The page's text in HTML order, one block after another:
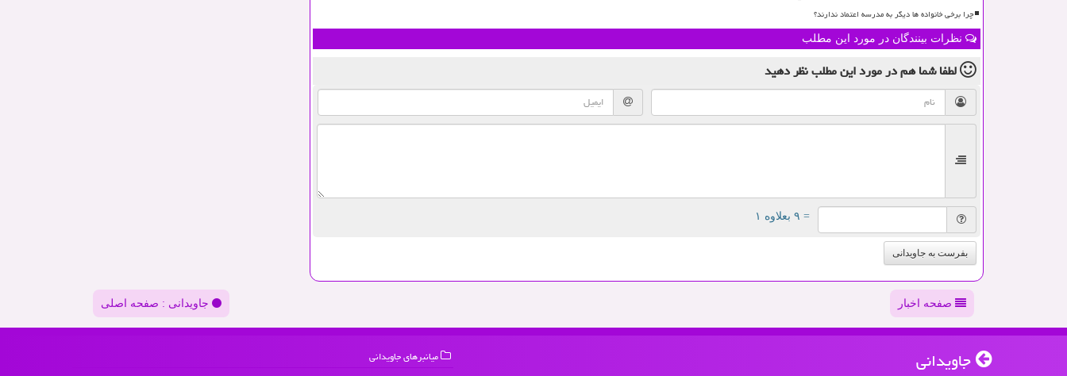
چرا برخی خانواده ها دیگر به مدرسه اعتماد ندارند؟
نظرات بینندگان در مورد این مطلب
لطفا شما همدر مورد این مطلبنظر دهید
= ۹ بعلاوه ۱
بفرست به جاویدانی
صفحه اخبار جاویدانی : صفحه اصلی
جاویدانی میانبرهای جاویدانی